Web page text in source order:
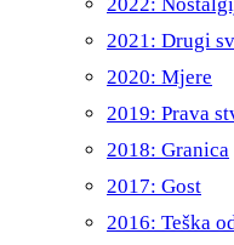
2021: Drugi
2020: Mjere
2019: Prava
2018: Granica
2017: Gost
2016: Teška